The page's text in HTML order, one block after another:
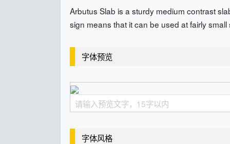
Arbutus Slab is a sturdy medium contrast
sign means that it can be used at fairly
字体预览
字体风格